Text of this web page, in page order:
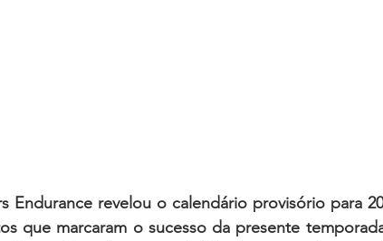
Endurance revelou o calendário provisório para
que marcaram o sucesso da presente